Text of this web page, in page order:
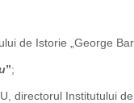
de Istorie „George
”;
directorul Institutului